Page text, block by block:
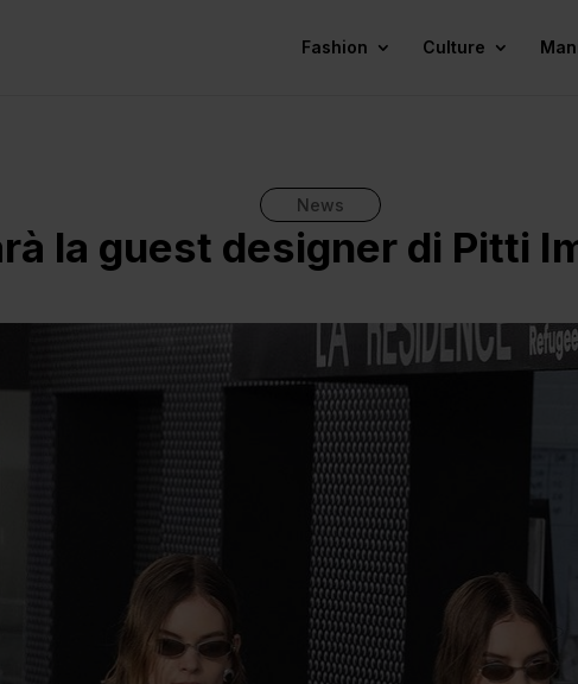
Fashion Culture
News
la guest designer di Pitti